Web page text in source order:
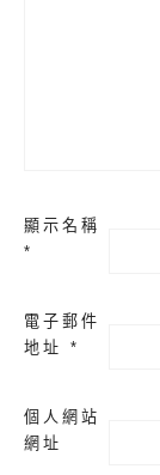
顯示名稱
*
電子郵件
地址 *
個人網站
網址